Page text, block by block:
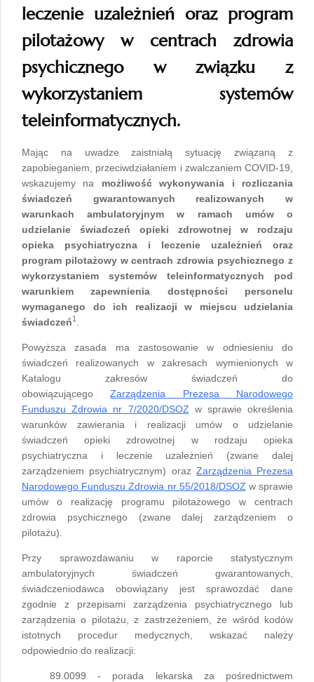
leczenie uzależnień oraz program
pilotażowy w centrach zdrowia
psychicznego w związku z
wykorzystaniem systemów
teleinformatycznych.
Mając na uwadze zaistniałą sytuację związaną z
zapobieganiem, przeciwdziałaniem i zwalczaniem COVID-19,
wskazujemy na możliwość wykonywania i rozliczania
świadczeń gwarantowanych realizowanych w
warunkach ambulatoryjnym w ramach umów o
udzielanie świadczeń opieki zdrowotnej w rodzaju
opieka psychiatryczna i leczenie uzależnień oraz
program pilotażowy w centrach zdrowia psychicznego z
wykorzystaniem systemów teleinformatycznych pod
warunkiem zapewnienia dostępności personelu
wymaganego do ich realizacji w miejscu udzielania
świadczeń1
Powyższa zasada ma zastosowanie w odniesieniu do
świadczeń realizowanych w zakresach wymienionych w
Katalogu zakresów świadczeń do
obowiązującegoZarządzenia Prezesa Narodowego
Funduszu Zdrowia nr 7/2020/DSOZ w sprawie określenia
warunków zawierania i realizacji umów o udzielanie
świadczeń opieki zdrowotnej w rodzaju opieka
psychiatryczna i leczenie uzależnień (zwane dalej
zarządzeniem psychiatrycznym) oraz Zarządzenia Prezesa
Narodowego Funduszu Zdrowia nr 55/2018/DSOZ w sprawie
umów o realizację programu pilotażowego w centrach
zdrowia psychicznego (zwane dalej zarządzeniem o
pilotażu).
Przy sprawozdawaniu w raporcie statystycznym
ambulatoryjnych świadczeń gwarantowanych,
świadczeniodawca obowiązany jest sprawozdać dane
zgodnie z przepisami zarządzenia psychiatrycznego lub
zarządzenia o pilotażu, z zastrzeżeniem, że wśród kodów
istotnych procedur medycznych, wskazać należy
odpowiednio do realizacji:
89.0099 - porada lekarska za pośrednictwem